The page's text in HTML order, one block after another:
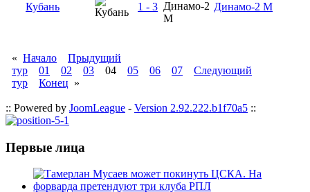
Кубань 1 - 3 Динамо-2 М
« Начало
Прыдущий
тур
01 02 03 04 05 06 07
Следующий
тур
Конец »
:: Powered by JoomLeague - Version 2.92.222.b1f70a5 ::
Первые лица